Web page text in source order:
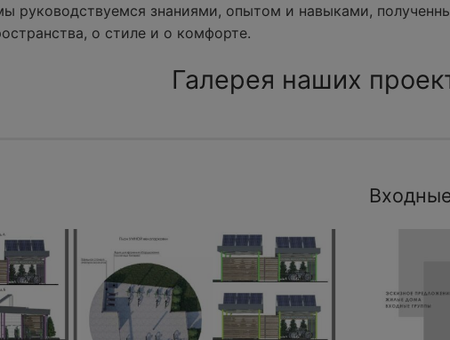
руководствуемся знаниями, опытом и навыками,
о стиле и о комфорте.
Галерея наших